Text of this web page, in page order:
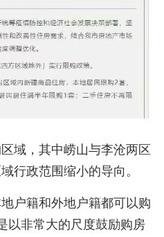
域，其中崂山与李沧两区
行政范围缩小的导向。
户籍和外地户籍都可以购
以非常大的尺度鼓励购房